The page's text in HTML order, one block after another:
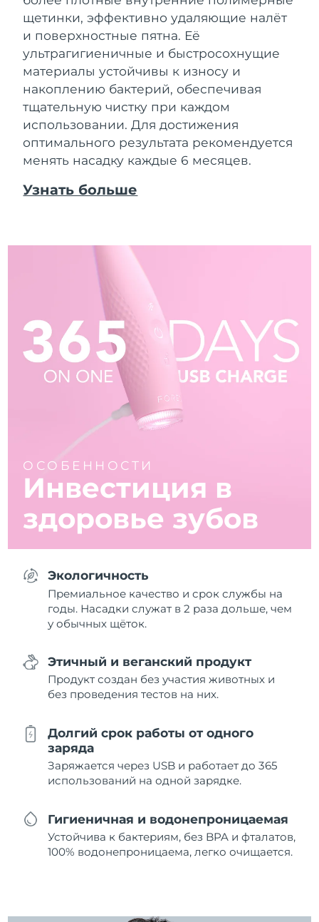
щетинки, эффективно удаляющие налёт
и поверхностные пятна. Её
ультрагигиеничные и быстросохнущие
материалы устойчивы к износу и
накоплению бактерий, обеспечивая
тщательную чистку при каждом
использовании. Для достижения
оптимального результата рекомендуется
менять насадку каждые 6 месяцев.
Узнать больше
ОСОБЕННОСТИ
Инвестиция в
здоровье зубов
Экологичность
Премиальное качество и срок службы на
годы. Насадки служат в 2 раза дольше, чем
у обычных щёток.
Этичный и веганский продукт
Продукт создан без участия животных и
без проведения тестов на них.
Долгий срок работы от одного
заряда
Заряжается через USB и работает до 365
использований на одной зарядке.
Гигиеничная и водонепроницаемая
Устойчива к бактериям, без BPA и фталатов,
100% водонепроницаема, легко очищается.